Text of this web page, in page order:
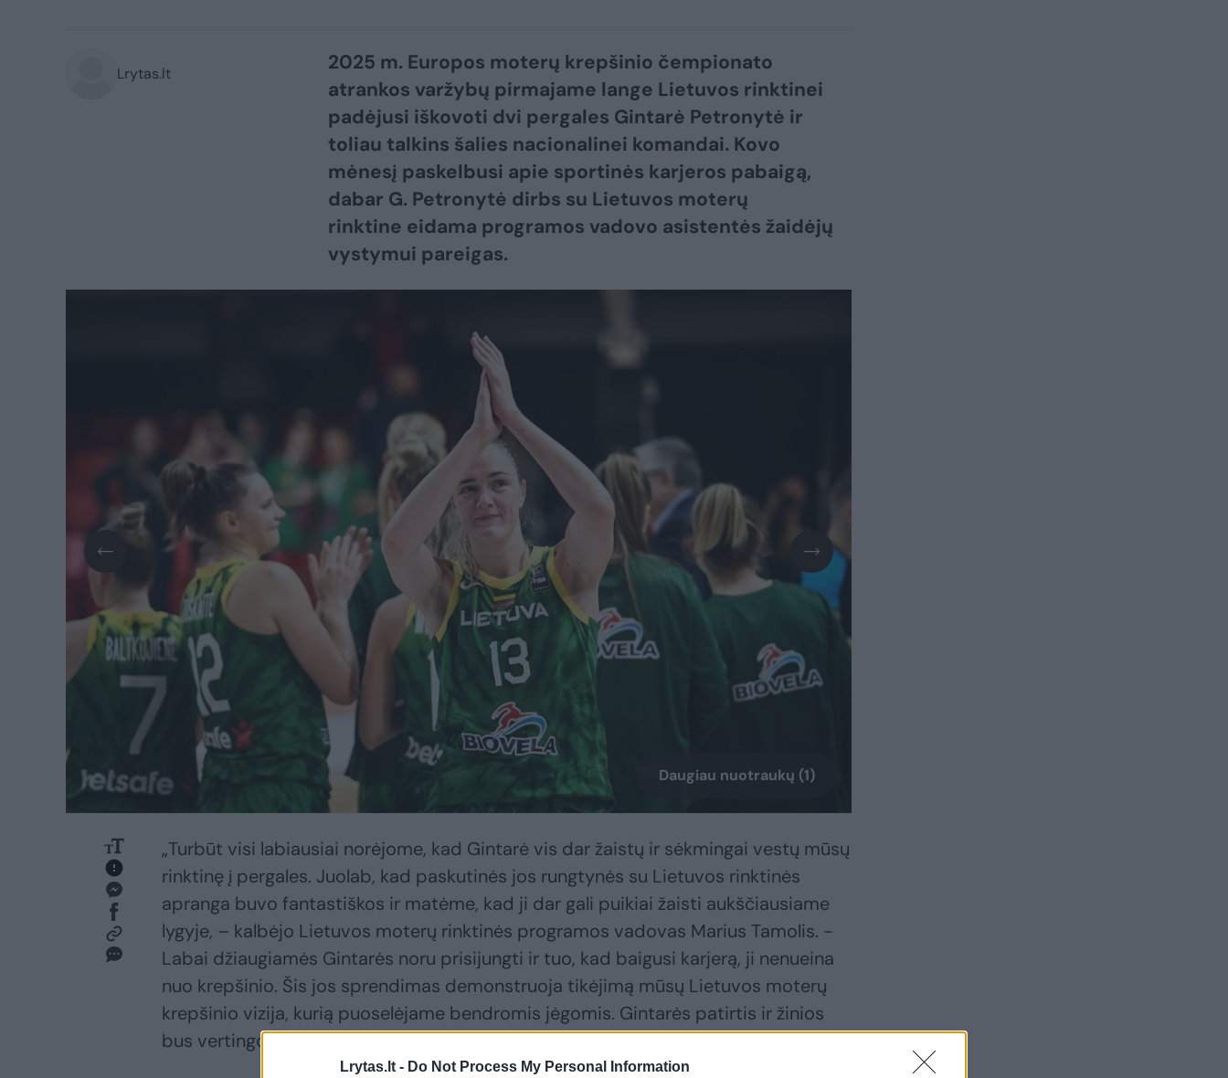
Lrytas.lt - Do Not Process My Personal Information
Lrytas.lt
2025 m. Europos moterų krepšinio čempionato
atrankos varžybų pirmajame lange Lietuvos rinktinei
padėjusi iškovoti dvi pergales Gintarė Petronytė ir
toliau talkins šalies nacionalinei komandai. Kovo
mėnesį paskelbusi apie sportinės karjeros pabaigą,
dabar G. Petronytė dirbs su Lietuvos moterų
rinktine eidama programos vadovo asistentės žaidėjų
vystymui pareigas.
Daugiau nuotraukų (1)
„Turbūt visi labiausiai norėjome, kad Gintarė vis dar žaistų ir sėkmingai vestų mūsų
rinktinę į pergales. Juolab, kad paskutinės jos rungtynės su Lietuvos rinktinės
apranga buvo fantastiškos ir matėme, kad ji dar gali puikiai žaisti aukščiausiame
lygyje, – kalbėjo Lietuvos moterų rinktinės programos vadovas Marius Tamolis. -
Labai džiaugiamės Gintarės noru prisijungti ir tuo, kad baigusi karjerą, ji nenueina
nuo krepšinio. Šis jos sprendimas demonstruoja tikėjimą mūsų Lietuvos moterų
krepšinio vizija, kurią puoselėjame bendromis jėgomis. Gintarės patirtis ir žinios
bus vertingos mums visiems – ir aikštelėje, ir už jos ribų.”